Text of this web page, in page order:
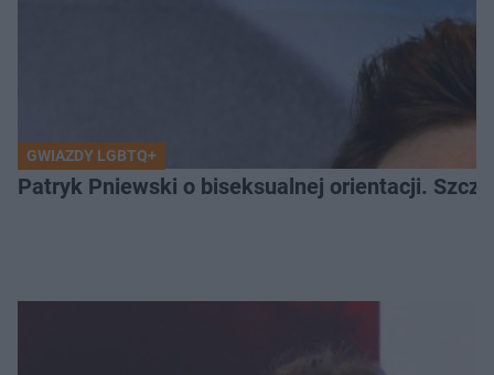
GWIAZDY LGBTQ+
Patryk Pniewski o biseksualnej orientacji.